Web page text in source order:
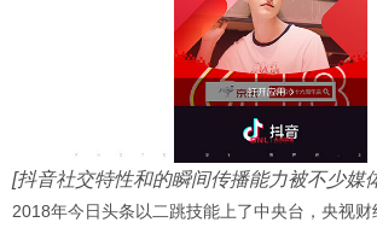
[抖音社交特性和的瞬间传播能力被不少媒
2018年今日头条以二跳技能上了中央台，央视